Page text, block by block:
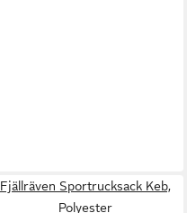
Fjällräven Sportrucksack Keb,
Polyester